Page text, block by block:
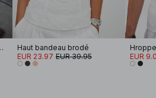
en jacquard
Haut bandeau brodé
EUR 23.97 EUR 39.95
EUR